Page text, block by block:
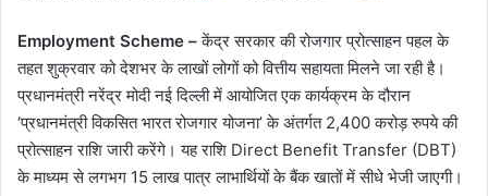
Employment Scheme –केंद्र सरकार की रोजगार प्रोत्साहन पहल के
तहत शुक्रवार को देशभर के लाखों लोगों को वित्तीय सहायता मिलने जा रही है।
प्रधानमंत्री नरेंद्र मोदी नई दिल्ली में आयोजित एक कार्यक्रम के दौरान
‘प्रधानमंत्री विकसित भारत रोजगार योजना’ के अंतर्गत 2,400 करोड़ रुपये की
प्रोत्साहन राशि जारी करेंगे। यह राशि Direct Benefit Transfer (DBT)
के माध्यम से लगभग 15 लाख पात्र लाभार्थियों के बैंक खातों में सीधे भेजी जाएगी।